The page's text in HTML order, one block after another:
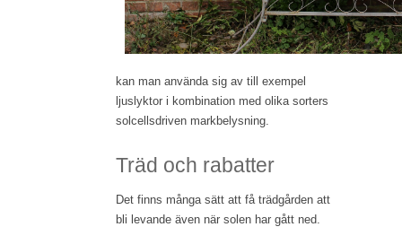
kan man använda sig av till exempel
ljuslyktor i kombination med olika sorters
solcellsdriven markbelysning.
Träd och rabatter
Det finns många sätt att få trädgården att
bli levande även när solen har gått ned.